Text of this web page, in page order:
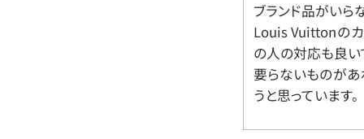
ブランド品がいら
Louis Vuittonの
の人の対応も良い
要らないものがあ
うと思っています。